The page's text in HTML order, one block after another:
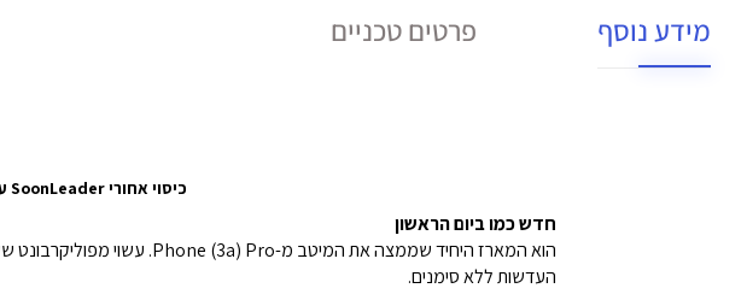
מידע נוסף פרטים טכניים
כיסוי אחורי SoonLeader עבור Nothing Phone (3A) Pro מבית Nothing
חדש כמו ביום הראשון
העדשות ללא סימנים.